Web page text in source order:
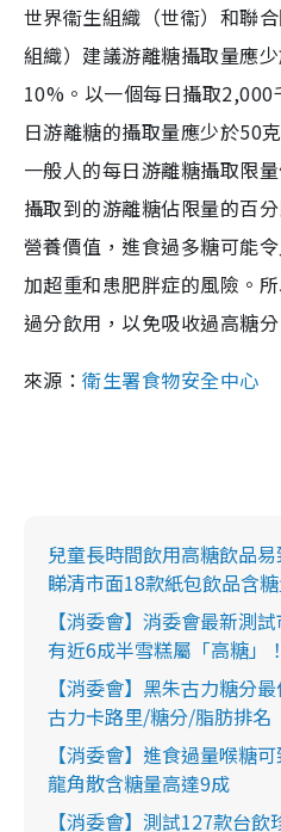
世界衞生組織（世衞）和聯
組織）建議游離糖攝取量應
10%。以一個每日攝取
日游離糖的攝取量應少於50
一般人的每日游離糖攝取限
攝取到的游離糖佔限量的百
營養價值，進食過多糖可能
加超重和患肥胖症的風險。
過分飲用，以免吸收過高糖分
來源：衛生署食物安全中心
兒童長時間飲用高糖飲品
睇清市面18款紙包飲品含
【消委會】消委會最新測
有近6成半雪糕屬「高糖」！
【消委會】黑朱古力糖分
古力卡路里/糖分/脂肪排名
【消委會】進食過量喉糖
龍角散含糖量高達9成
【消委會】測試127款台